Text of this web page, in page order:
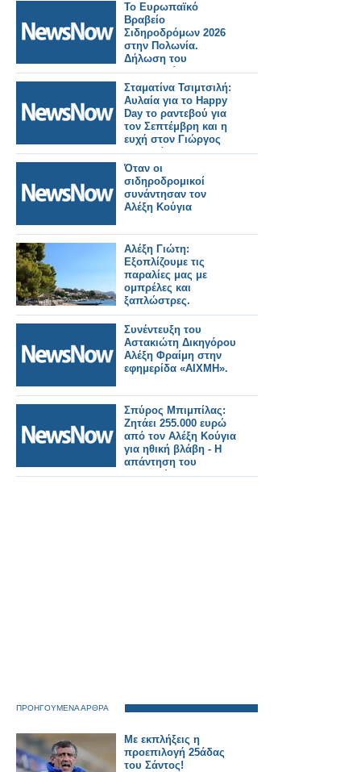
Το Ευρωπαϊκό
Βραβείο
Σιδηροδρόμων 2026
στην Πολωνία.
Δήλωση του
Υπουργού
Μεταφορών της
Κύπρου Αλέξη
Βαφαέδη
Σταματίνα Τσιμτσιλή:
Αυλαία για το Happy
Day το ραντεβού για
τον Σεπτέμβρη και η
ευχή στον Γιώργος
Παπαδάκη
Όταν οι
σιδηροδρομικοί
συνάντησαν τον
Αλέξη Κούγια
Αλέξη Γιώτη:
Εξοπλίζουμε τις
παραλίες μας με
ομπρέλες και
ξαπλώστρες.
Συνέντευξη του
Αστακιώτη Δικηγόρου
Αλέξη Φραίμη στην
εφημερίδα «ΑΙΧΜΗ».
Σπύρος Μπιμπίλας:
Ζητάει 255.000 ευρώ
από τον Αλέξη Κούγια
για ηθική βλάβη - Η
απάντηση του
γνωστού
ΠΡΟΗΓΟΥΜΕΝΑ ΑΡΘΡΑ
Με εκπλήξεις η
προεπιλογή 25άδας
του Σάντος!